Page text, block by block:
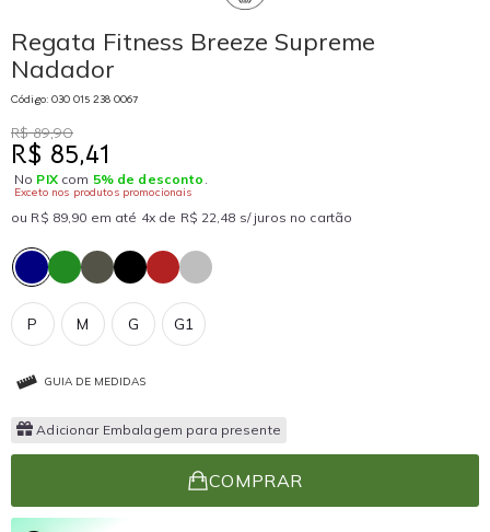
Regata Fitness Breeze Supreme
Nadador
Código: 030 015 238 0067
R$ 89,90
R$ 85,41
No PIXcom 5% de desconto .
Exceto nos produtos promocionais
ou R$ 89,90 em até 4x de R$ 22,48 s/ juros no cartão
G1
G
M
P
GUIA DE MEDIDAS
Adicionar Embalagem para presente
COMPRAR